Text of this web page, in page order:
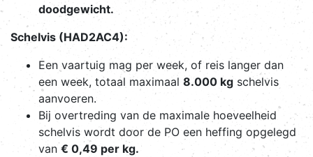
doodgewicht.
Schelvis (HAD2AC4):
Een vaartuig mag per week, of reis langer dan
een week, totaal maximaal 8.000 kg schelvis
aanvoeren.
Bij overtreding van de maximale hoeveelheid
schelvis wordt door de PO een heffing opgelegd
van € 0,49 per kg.